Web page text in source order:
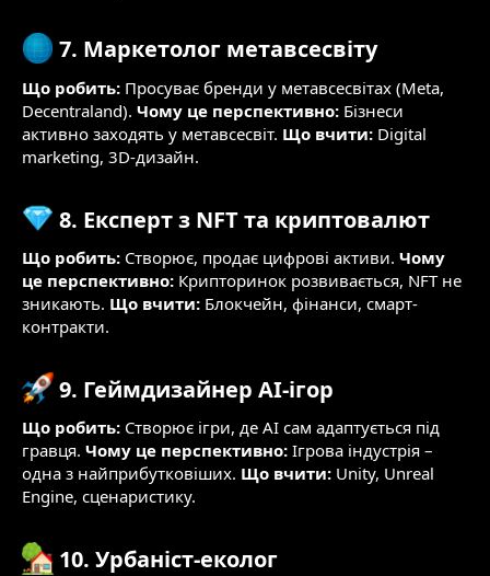
7. Маркетолог метавсесвіту​
Що робить: Просуває бренди у метавсесвітах (Meta,
Decentraland). Чому це перспективно: Бізнеси
активно заходять у метавсесвіт. Що вчити: Digital
marketing, 3D-дизайн.
8. Експерт з NFT та криптовалют​
Що робить: Створює, продає цифрові активи. Чому
це перспективно: Крипторинок розвивається, NFT не
зникають. Що вчити: Блокчейн, фінанси, смарт-
контракти.
9. Геймдизайнер AI-ігор​
Що робить: Створює ігри, де AI сам адаптується під
гравця. Чому це перспективно: Ігрова індустрія –
одна з найприбутковіших. Що вчити: Unity, Unreal
Engine, сценаристику.
10. Урбаніст-еколог​